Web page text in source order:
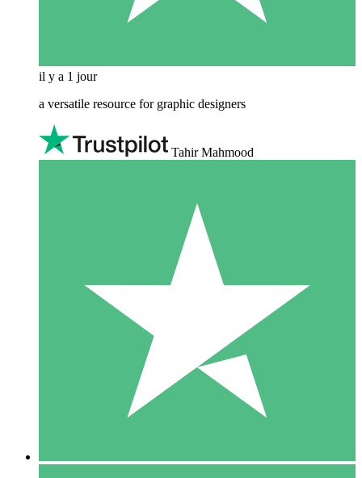
il y a 1 jour
a versatile resource for graphic designers
Tahir Mahmood